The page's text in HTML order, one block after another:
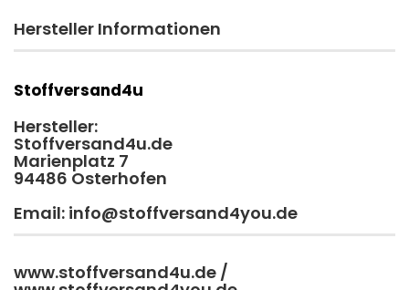
Hersteller Informationen
Stoffversand4u
Hersteller:
Stoffversand4u.de
Marienplatz 7
94486 Osterhofen
Email: info@stoffversand4you.de
www.stoffversand4u.de /